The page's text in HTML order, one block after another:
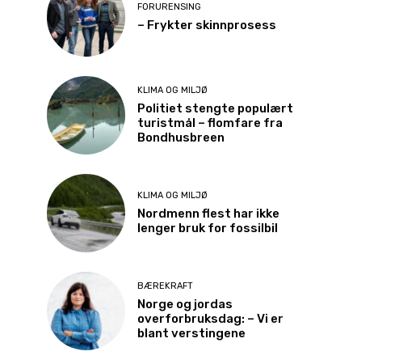
FORURENSING
– Frykter skinnprosess
KLIMA OG MILJØ
Politiet stengte populært
turistmål – flomfare fra
Bondhusbreen
KLIMA OG MILJØ
Nordmenn flest har ikke
lenger bruk for fossilbil
BÆREKRAFT
Norge og jordas
overforbruksdag: – Vi er
blant verstingene